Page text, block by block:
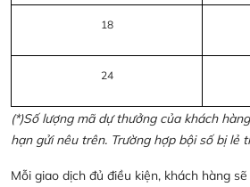
18
24
(*)Số lượng mã dự thưởng của khách
hạn gửi nêu trên. Trường hợp bội số bị lẻ
Mỗi giao dịch đủ điều kiện, khách hàng